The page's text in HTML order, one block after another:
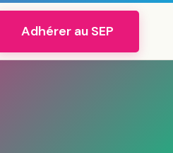
Adhérer au SEP